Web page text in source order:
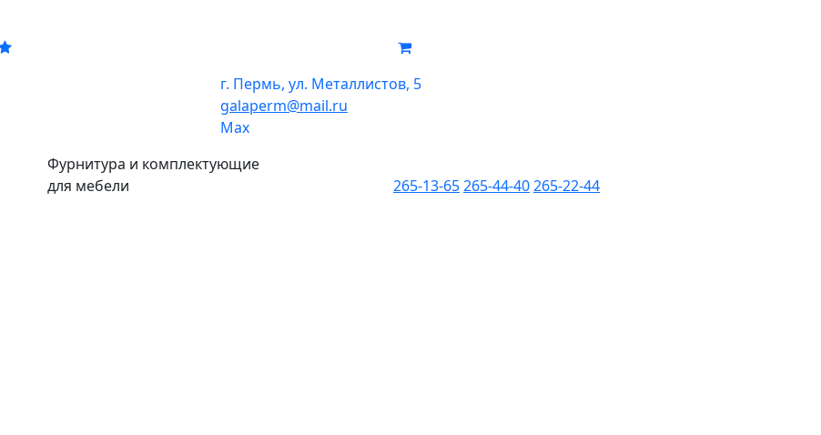
г. Пермь, ул. Металлистов, 5
galaperm@mail.ru
Мах
Фурнитура и комплектующие
для мебели
265-13-65265-44-40265-22-44